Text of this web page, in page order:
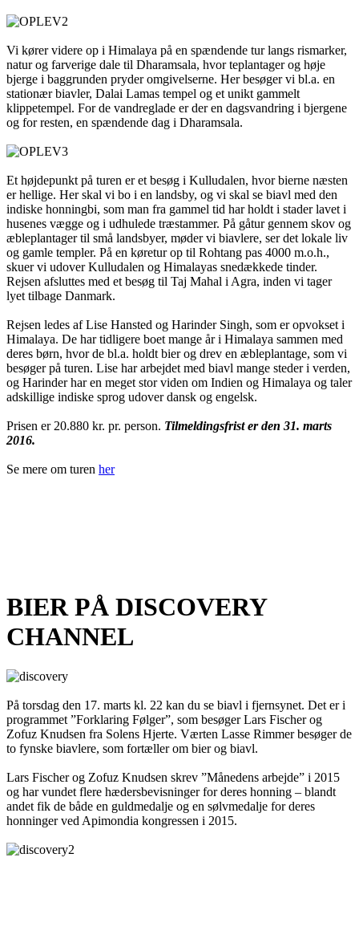
Vi kører videre op i Himalaya på en spændende tur langs rismarker,
natur og farverige dale til Dharamsala, hvor teplantager og høje
bjerge i baggrunden pryder omgivelserne. Her besøger vi bl.a. en
stationær biavler, Dalai Lamas tempel og et unikt gammelt
klippetempel. For de vandreglade er der en dagsvandring i bjergene
og for resten, en spændende dag i Dharamsala.
Et højdepunkt på turen er et besøg i Kulludalen, hvor bierne næsten
er hellige. Her skal vi bo i en landsby, og vi skal se biavl med den
indiske honningbi, som man fra gammel tid har holdt i stader lavet i
husenes vægge og i udhulede træstammer. På gåtur gennem skov og
æbleplantager til små landsbyer, møder vi biavlere, ser det lokale liv
og gamle templer. På en køretur op til Rohtang pas 4000 m.o.h.,
skuer vi udover Kulludalen og Himalayas snedækkede tinder.
Rejsen afsluttes med et besøg til Taj Mahal i Agra, inden vi tager
lyet tilbage Danmark.
Rejsen ledes af Lise Hansted og Harinder Singh, som er opvokset i
Himalaya. De har tidligere boet mange år i Himalaya sammen med
deres børn, hvor de bl.a. holdt bier og drev en æbleplantage, som vi
besøger på turen. Lise har arbejdet med biavl mange steder i verden,
og Harinder har en meget stor viden om Indien og Himalaya og taler
adskillige indiske sprog udover dansk og engelsk.
Prisen er 20.880 kr. pr. person. Tilmeldingsfrist er den 31. marts
2016.
Se mere om turen her
BIER PÅ DISCOVERY
CHANNEL
På torsdag den 17. marts kl. 22 kan du se biavl i fjernsynet. Det er i
programmet ”Forklaring Følger”, som besøger Lars Fischer og
Zofuz Knudsen fra Solens Hjerte. Værten Lasse Rimmer besøger de
to fynske biavlere, som fortæller om bier og biavl.
Lars Fischer og Zofuz Knudsen skrev ”Månedens arbejde” i 2015
og har vundet flere hædersbevisninger for deres honning – blandt
andet fik de både en guldmedalje og en sølvmedalje for deres
honninger ved Apimondia kongressen i 2015.